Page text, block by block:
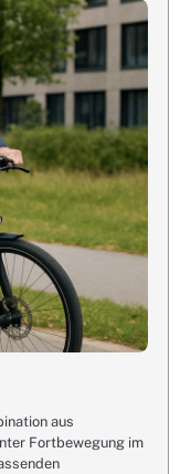
aus
Fortbewegung im